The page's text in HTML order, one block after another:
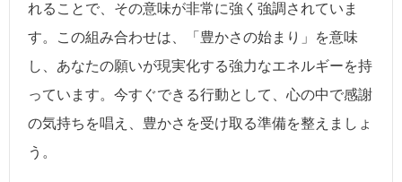
れることで、その意味が非常に強く強調されていま
す。この組み合わせは、「豊かさの始まり」を意味
し、あなたの願いが現実化する強力なエネルギーを持
っています。今すぐできる行動として、心の中で感謝
の気持ちを唱え、豊かさを受け取る準備を整えましょ
う。